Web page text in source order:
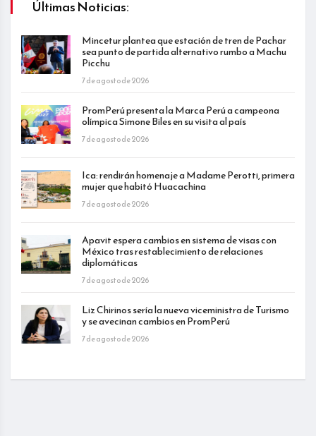
Últimas Noticias:
Mincetur plantea que estación de tren de Pachar
sea punto de partida alternativo rumbo a Machu
Picchu
7 de agosto de 2026
PromPerú presenta la Marca Perú a campeona
olímpica Simone Biles en su visita al país
7 de agosto de 2026
Ica: rendirán homenaje a Madame Perotti, primera
mujer que habitó Huacachina
7 de agosto de 2026
Apavit espera cambios en sistema de visas con
México tras restablecimiento de relaciones
diplomáticas
7 de agosto de 2026
Liz Chirinos sería la nueva viceministra de Turismo
y se avecinan cambios en PromPerú
7 de agosto de 2026